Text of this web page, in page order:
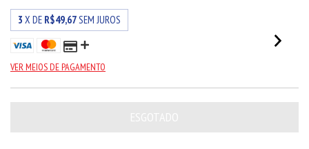
3 X DE R$49,67SEM JUROS
VER MEIOS DE PAGAMENTO